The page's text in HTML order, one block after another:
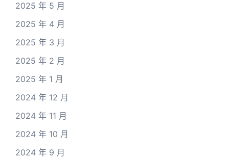
2025 年 5 月
2025 年 4 月
2025 年 3 月
2025 年 2 月
2025 年 1 月
2024 年 12 月
2024 年 11 月
2024 年 10 月
2024 年 9 月